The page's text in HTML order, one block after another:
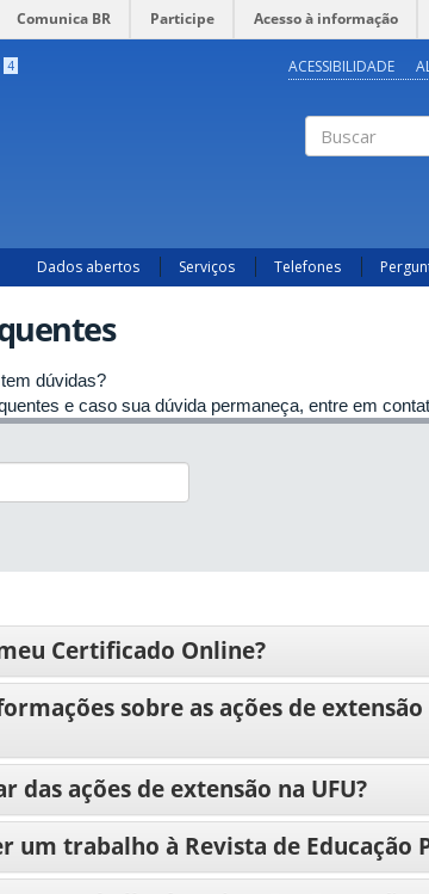
Comunica BR Participe Acesso à informação
4 ACESSIBILIDADE
Dados abertos Serviços Telefones
dúvidas?
e caso sua dúvida permaneça, entre em
Certificado Online?
sobre as ações de
ações de extensão na UFU?
um trabalho à Revista de Educação